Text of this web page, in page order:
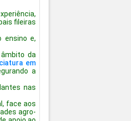
fileiras
ensino e,
da
em
a
nas
face aos
agro-